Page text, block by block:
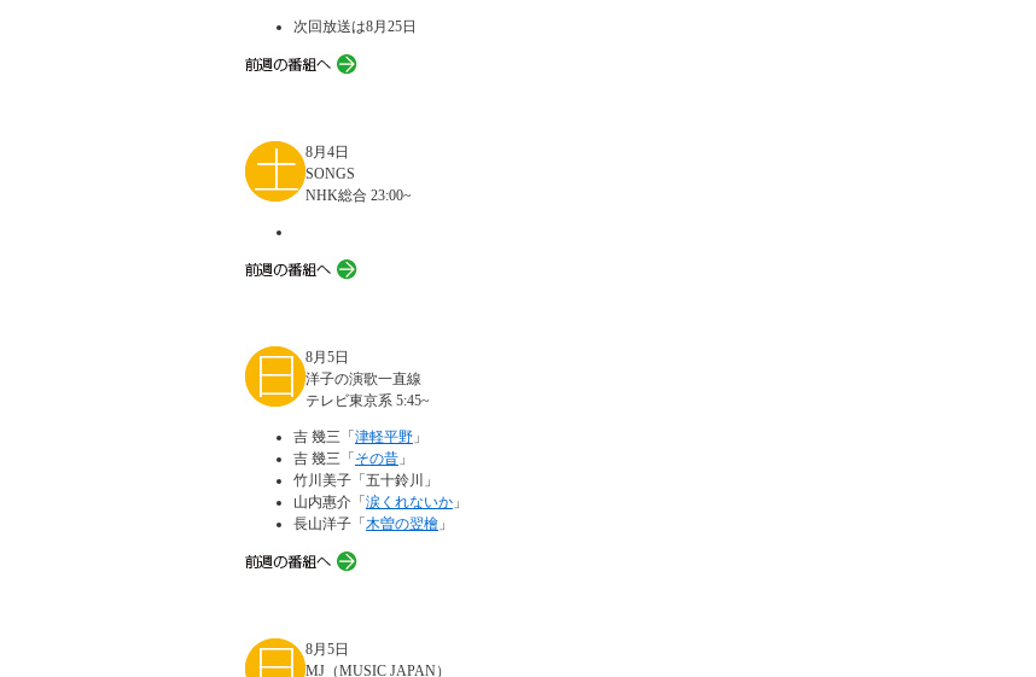
次回放送は8月25日
8月4日
SONGS
NHK総合 23:00~
8月5日
洋子の演歌一直線
テレビ東京系 5:45~
吉 幾三「 津軽平野 」
吉 幾三「 その昔 」
竹川美子「五十鈴川」
山内惠介「 涙くれないか 」
長山洋子「 木曽の翌檜 」
8月5日
MJ（MUSIC JAPAN）